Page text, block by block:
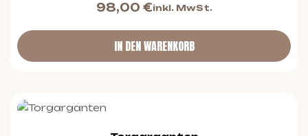
98,00 €inkl. MwSt.
IN DEN WARENKORB